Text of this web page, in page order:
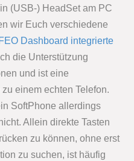
(USB-) HeadSet am PC
wir Euch verschiedene
Dashboard integrierte
die Unterstützung
und ist eine
einem echten Telefon.
SoftPhone allerdings
Allein direkte Tasten
zu können, ohne erst
zu suchen, ist häufig